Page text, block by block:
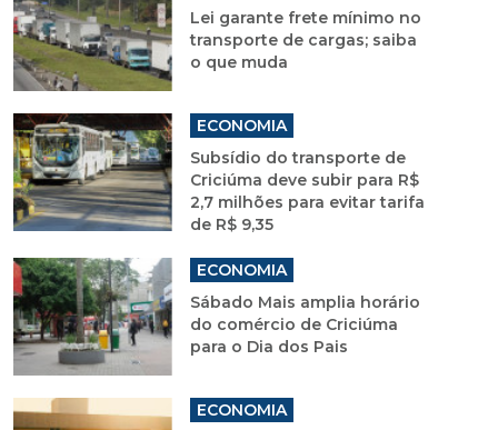
Lei garante frete mínimo no
transporte de cargas; saiba
o que muda
ECONOMIA
Subsídio do transporte de
Criciúma deve subir para R$
2,7 milhões para evitar tarifa
de R$ 9,35
ECONOMIA
Sábado Mais amplia horário
do comércio de Criciúma
para o Dia dos Pais
ECONOMIA